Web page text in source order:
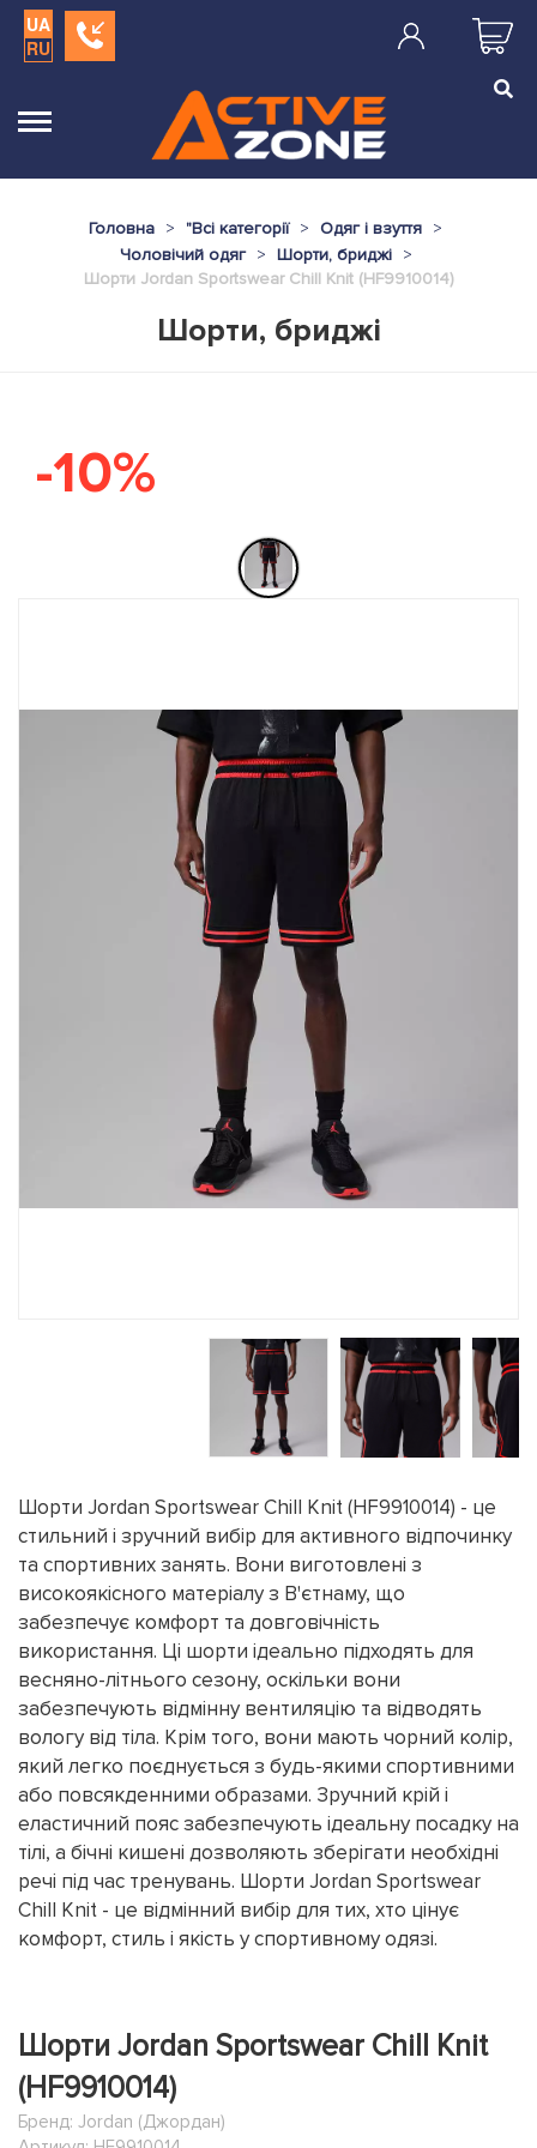
UA
RU
Головна "Всі категорії
Одяг і взуття
Чоловічий одяг
Шорти, бриджі
Шорти Jordan Sportswear Chill Knit (HF9910014)
Шорти, бриджі
-10%
Шорти Jordan Sportswear Chill Knit (HF9910014) - це
стильний і зручний вибір для активного відпочинку
та спортивних занять. Вони виготовлені з
високоякісного матеріалу з В'єтнаму, що
забезпечує комфорт та довговічність
використання. Ці шорти ідеально підходять для
весняно-літнього сезону, оскільки вони
забезпечують відмінну вентиляцію та відводять
вологу від тіла. Крім того, вони мають чорний колір,
який легко поєднується з будь-якими спортивними
або повсякденними образами. Зручний крій і
еластичний пояс забезпечують ідеальну посадку на
тілі, а бічні кишені дозволяють зберігати необхідні
речі під час тренувань. Шорти Jordan Sportswear
Chill Knit - це відмінний вибір для тих, хто цінує
комфорт, стиль і якість у спортивному одязі.
Шорти Jordan Sportswear Chill Knit
(HF9910014)
Бренд: Jordan (Джордан)